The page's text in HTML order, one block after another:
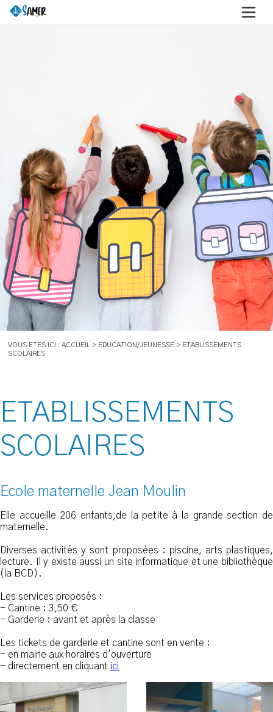
VOUS ETES ICI : ACCUEIL > EDUCATION/JEUNESSE > ETABLISSEMENTS
SCOLAIRES
ETABLISSEMENTS
SCOLAIRES
Ecole maternelle Jean Moulin
Elle accueille 206 enfants,de la petite à la grande section de
maternelle.
Diverses activités y sont proposées : piscine, arts plastiques,
lecture. Il y existe aussi un site informatique et une bibliothèque
(la BCD).
Les services proposés :
- Cantine : 3,50 €
- Garderie : avant et après la classe
Les tickets de garderie et cantine sont en vente :
- en mairie aux horaires d'ouverture
- directement en cliquant ici